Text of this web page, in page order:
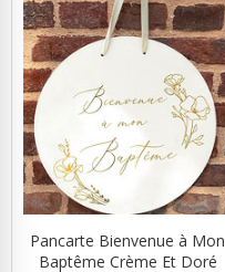
Pancarte Bienvenue à Mon
Baptême Crème Et Doré